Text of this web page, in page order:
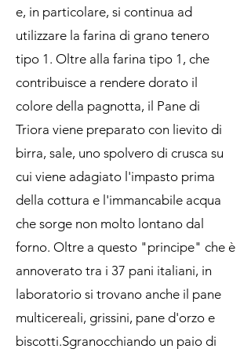
e, in particolare, si continua ad
utilizzare la farina di grano tenero
tipo 1. Oltre alla farina tipo 1, che
contribuisce a rendere dorato il
colore della pagnotta, il Pane di
Triora viene preparato con lievito di
birra, sale, uno spolvero di crusca su
cui viene adagiato l'impasto prima
della cottura e l'immancabile acqua
che sorge non molto lontano dal
forno. Oltre a questo "principe" che è
annoverato tra i 37 pani italiani, in
laboratorio si trovano anche il pane
multicereali, grissini, pane d'orzo e
biscotti.Sgranocchiando un paio di